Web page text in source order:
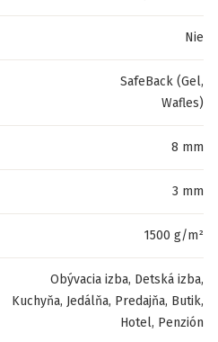
Nie
SafeBack (Gel,
Wafles)
8 mm
3 mm
1500 g/m²
Obývacia izba, Detská izba,
Kuchyňa, Jedálňa, Predajňa, Butik,
Hotel, Penzión